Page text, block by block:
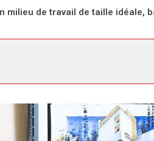
milieu de travail de taille idéale,